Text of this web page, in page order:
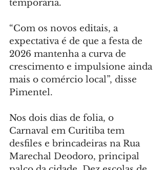
temporária.
“Com os novos editais, a
expectativa é de que a festa de
2026 mantenha a curva de
crescimento e impulsione ainda
mais o comércio local”, disse
Pimentel.
Nos dois dias de folia, o
Carnaval em Curitiba tem
desfiles e brincadeiras na Rua
Marechal Deodoro, principal